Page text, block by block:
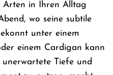
Arten in Ihren Alltag
wo seine subtile
unter einem
einem Cardigan kann
Tiefe und